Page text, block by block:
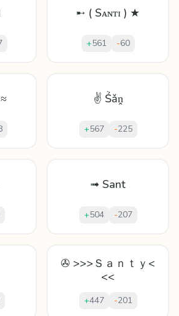
➸ ( Sᴀɴᴛɪ ) ★
+561 -60
✌ Ṥǎṋ
+567 -225
➟ Sant
+504 -207
✇ >>>Ｓａｎｔｙ<
<<
+447 -201